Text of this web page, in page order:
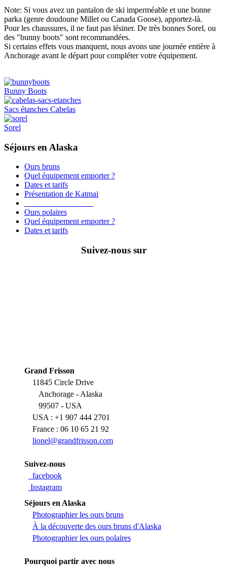
Note: Si vous avez un pantalon de ski imperméable et une bonne
parka (genre doudoune Millet ou Canada Goose), apportez-là.
Pour les chaussures, il ne faut pas lésiner. De très bonnes Sorel, ou
des "bunny boots" sont recommandées.
Si certains effets vous manquent, nous avons une journée entière à
Anchorage avant le départ pour compléter votre équipement.
Bunny Boots
Sacs étanches Cabelas
Sorel
Séjours en Alaska
Ours bruns
Quel équipement emporter ?
Dates et tarifs
Présentation de Katmai
Ours polaires
Quel équipement emporter ?
Dates et tarifs
Suivez-nous sur
Grand Frisson
11845 Circle Drive
Anchorage - Alaska
99507 - USA
USA : +1 907 444 2701
France : 06 10 65 21 92
lionel@grandfrisson.com
Suivez-nous
facebook
Instagram
Séjours en Alaska
Photographier les ours bruns
À la découverte des ours bruns d'Alaska
Photographier les ours polaires
Pourquoi partir avec nous